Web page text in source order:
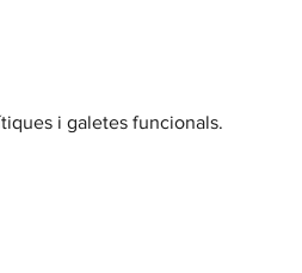
i galetes funcionals.